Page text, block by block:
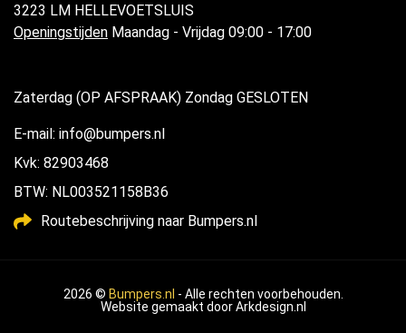
3223 LM HELLEVOETSLUIS
Openingstijden Maandag - Vrijdag 09:00 - 17:00
Zaterdag (OP AFSPRAAK) Zondag GESLOTEN
E-mail: info@bumpers.nl
Kvk: 82903468
BTW: NL003521158B36
Routebeschrijving naar Bumpers.nl
2026 © Bumpers.nl - Alle rechten voorbehouden.
Website gemaakt doorArkdesign.nl